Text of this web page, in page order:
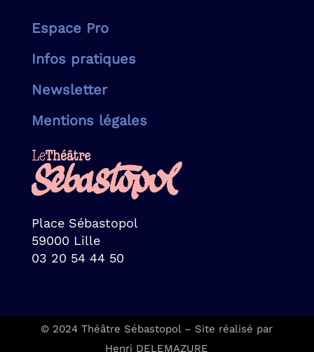
Espace Pro
Infos pratiques
Newsletter
Mentions légales
Place Sébastopol
59000 Lille
03 20 54 44 50
© 2024 Théâtre Sébastopol – Site réalisé par
Henri DELEMAZURE